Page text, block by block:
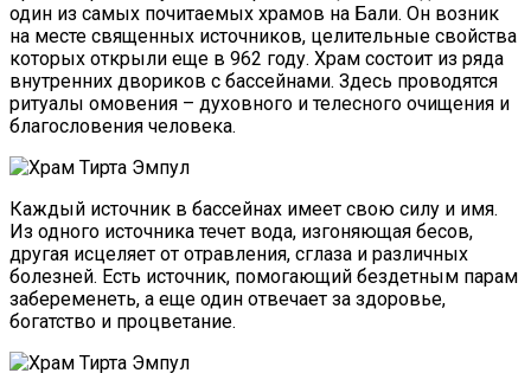
один из самых почитаемых храмов на Бали. Он возник
на месте священных источников, целительные свойства
которых открыли еще в 962 году. Храм состоит из ряда
внутренних двориков с бассейнами. Здесь проводятся
ритуалы омовения – духовного и телесного очищения и
благословения человека.
Каждый источник в бассейнах имеет свою силу и имя.
Из одного источника течет вода, изгоняющая бесов,
другая исцеляет от отравления, сглаза и различных
болезней. Есть источник, помогающий бездетным парам
забеременеть, а еще один отвечает за здоровье,
богатство и процветание.